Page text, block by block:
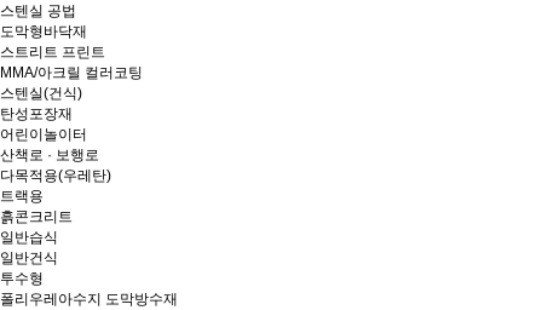
스텐실 공법
도막형바닥재
스트리트 프린트
MMA/아크릴 컬러코팅
스텐실(건식)
탄성포장재
어린이놀이터
산책로 · 보행로
다목적용(우레탄)
트랙용
흙콘크리트
일반습식
일반건식
투수형
폴리우레아수지 도막방수재